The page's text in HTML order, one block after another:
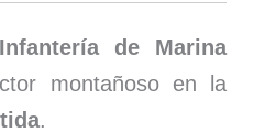
de Marina
montañoso en la
.